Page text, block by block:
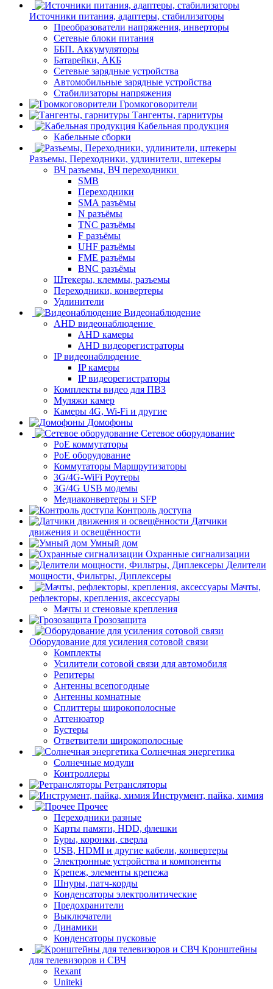
Источники питания, адаптеры, стабилизаторы
Преобразователи напряжения, инверторы
Сетевые блоки питания
ББП. Аккумуляторы
Батарейки, АКБ
Сетевые зарядные устройства
Автомобильные зарядные устройства
Стабилизаторы напряжения
Громкоговорители
Тангенты, гарнитуры
Кабельная продукция
Кабельные сборки
Разъемы, Переходники, удлинители, штекеры
ВЧ разъемы, ВЧ переходники
SMB
Переходники
SMA разъёмы
N разъёмы
TNC разъёмы
F разъёмы
UHF разъёмы
FME разъёмы
BNC разъёмы
Штекеры, клеммы, разъемы
Переходники, конвертеры
Удлинители
Видеонаблюдение
AHD видеонаблюдение
AHD камеры
AHD видеорегистраторы
IP видеонаблюдение
IP камеры
IP видеорегистраторы
Комплекты видео для ПВЗ
Муляжи камер
Камеры 4G, Wi-Fi и другие
Домофоны
Сетевое оборудование
PoE коммутаторы
PoE оборудование
Коммутаторы Маршрутизаторы
3G/4G-WiFi Роутеры
3G/4G USB модемы
Медиаконвертеры и SFP
Контроль доступа
Датчики
движения и освещённости
Умный дом
Охранные сигнализации
Делители
мощности, Фильтры, Диплексеры
Мачты,
рефлекторы, крепления, аксессуары
Мачты и стеновые крепления
Грозозащита
Оборудование для усиления сотовой связи
Комплекты
Усилители сотовой связи для автомобиля
Репитеры
Антенны всепогодные
Антенны комнатные
Сплиттеры широкополосные
Аттенюатор
Бустеры
Ответвители широкополосные
Солнечная энергетика
Солнечные модули
Контроллеры
Ретрансляторы
Инструмент, пайка, химия
Прочее
Переходники разные
Карты памяти, HDD, флешки
Буры, коронки, сверла
USB, HDMI и другие кабели, конвертеры
Электронные устройства и компоненты
Крепеж, элементы крепежа
Шнуры, патч-корды
Конденсаторы электролитические
Предохранители
Выключатели
Динамики
Конденсаторы пусковые
Кронштейны
для телевизоров и СВЧ
Rexant
Uniteki